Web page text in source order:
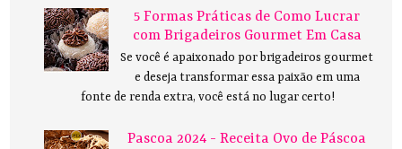
5 Formas Práticas de Como Lucrar
com Brigadeiros Gourmet Em Casa
Se você é apaixonado por brigadeiros gourmet
e deseja transformar essa paixão em uma
fonte de renda extra, você está no lugar certo!
Pascoa 2024 - Receita Ovo de Páscoa